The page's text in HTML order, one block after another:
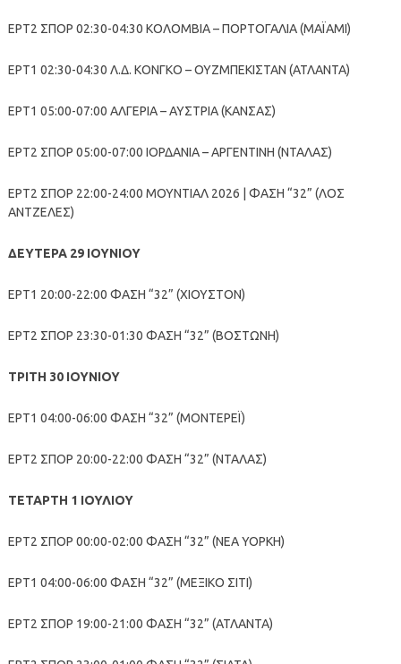
ΕΡΤ2 ΣΠΟΡ 02:30-04:30 ΚΟΛΟΜΒΙΑ – ΠΟΡΤΟΓΑΛΙΑ (ΜΑΪΑΜΙ)
ΕΡΤ1 02:30-04:30 Λ.Δ. ΚΟΝΓΚΟ – ΟΥΖΜΠΕΚΙΣΤΑΝ (ΑΤΛΑΝΤΑ)
ΕΡΤ1 05:00-07:00 ΑΛΓΕΡΙΑ – ΑΥΣΤΡΙΑ (ΚΑΝΣΑΣ)
ΕΡΤ2 ΣΠΟΡ 05:00-07:00 ΙΟΡΔΑΝΙΑ – ΑΡΓΕΝΤΙΝΗ (ΝΤΑΛΑΣ)
ΕΡΤ2 ΣΠΟΡ 22:00-24:00 ΜΟΥΝΤΙΑΛ 2026 | ΦΑΣΗ “32” (ΛΟΣ
ΑΝΤΖΕΛΕΣ)
ΔΕΥΤΕΡΑ 29 ΙΟΥΝΙΟΥ
ΕΡΤ1 20:00-22:00 ΦΑΣΗ “32” (ΧΙΟΥΣΤΟΝ)
ΕΡΤ2 ΣΠΟΡ 23:30-01:30 ΦΑΣΗ “32” (ΒΟΣΤΩΝΗ)
ΤΡΙΤΗ 30 ΙΟΥΝΙΟΥ
ΕΡΤ1 04:00-06:00 ΦΑΣΗ “32” (ΜΟΝΤΕΡΕΪ)
ΕΡΤ2 ΣΠΟΡ 20:00-22:00 ΦΑΣΗ “32” (ΝΤΑΛΑΣ)
ΤΕΤΑΡΤΗ 1 ΙΟΥΛΙΟΥ
ΕΡΤ2 ΣΠΟΡ 00:00-02:00 ΦΑΣΗ “32” (ΝΕΑ ΥΟΡΚΗ)
ΕΡΤ1 04:00-06:00 ΦΑΣΗ “32” (ΜΕΞΙΚΟ ΣΙΤΙ)
ΕΡΤ2 ΣΠΟΡ 19:00-21:00 ΦΑΣΗ “32” (ΑΤΛΑΝΤΑ)